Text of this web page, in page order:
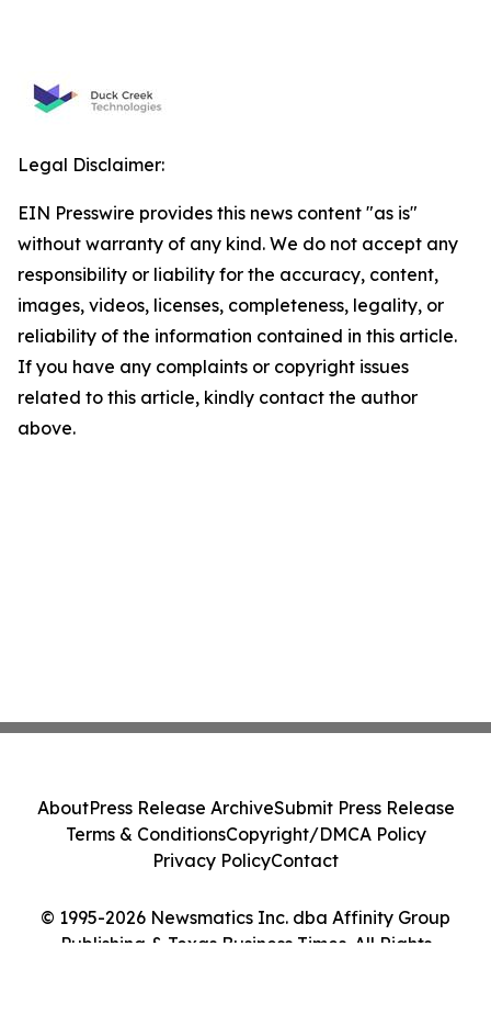
Legal Disclaimer:
EIN Presswire provides this news content "as is"
without warranty of any kind. We do not accept any
responsibility or liability for the accuracy, content,
images, videos, licenses, completeness, legality, or
reliability of the information contained in this article.
If you have any complaints or copyright issues
related to this article, kindly contact the author
above.
© 1995-2026 Newsmatics Inc. dba Affinity Group
Publishing & Texas Business Times. All Rights
AboutPress Release ArchiveSubmit Press Release
Terms & ConditionsCopyright/DMCA Policy
Privacy PolicyContact